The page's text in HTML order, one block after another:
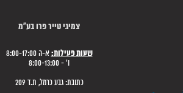
צמיגי טייר פרו בע"מ
שעות פעילות: א-ה 8:00-17:00
ו' - 8:00-13:00
כתובת: גבע כרמל, ת.ד 209